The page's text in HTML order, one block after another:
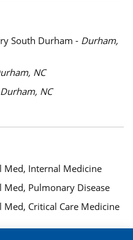
South Durham - Durham,
NC
Durham, NC
Med, Internal Medicine
Pulmonary Disease
Critical Care Medicine